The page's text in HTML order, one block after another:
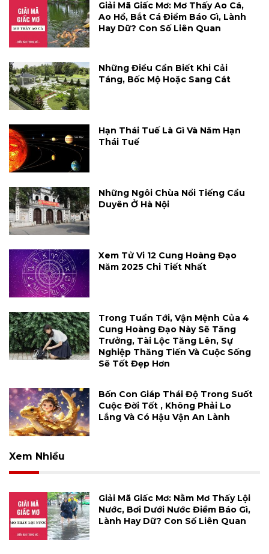
Giải Mã Giấc Mơ: Mơ Thấy Ao Cá,
Ao Hồ, Bắt Cá Điềm Báo Gì, Lành
Hay Dữ? Con Số Liên Quan
Những Điều Cần Biết Khi Cải
Táng, Bốc Mộ Hoặc Sang Cát
Hạn Thái Tuế Là Gì Và Năm Hạn
Thái Tuế
Những Ngôi Chùa Nổi Tiếng Cầu
Duyên Ở Hà Nội
Xem Tử Vi 12 Cung Hoàng Đạo
Năm 2025 Chi Tiết Nhất
Trong Tuần Tới, Vận Mệnh Của 4
Cung Hoàng Đạo Này Sẽ Tăng
Trưởng, Tài Lộc Tăng Lên, Sự
Nghiệp Thăng Tiến Và Cuộc Sống
Sẽ Tốt Đẹp Hơn
Bốn Con Giáp Thái Độ Trong Suốt
Cuộc Đời Tốt , Không Phải Lo
Lắng Và Có Hậu Vận An Lành
Xem Nhiều
Giải Mã Giấc Mơ: Nằm Mơ Thấy Lội
Nước, Bơi Dưới Nước Điềm Báo Gì,
Lành Hay Dữ? Con Số Liên Quan